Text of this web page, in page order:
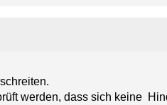
werden, dass sich keine